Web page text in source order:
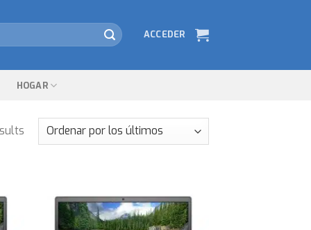
ACCEDER
HOGAR